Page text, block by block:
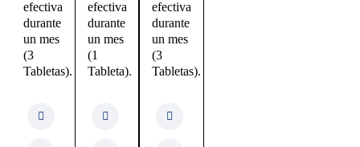
efectiva
durante
un mes
(3
Tabletas).
efectiva
durante
un mes
(1
Tableta).
efectiva
durante
un mes
(3
Tabletas).